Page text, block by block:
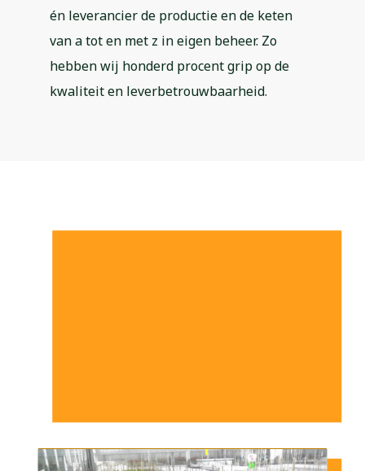
én leverancier de productie en de keten
van a tot en met z in eigen beheer. Zo
hebben wij honderd procent grip op de
kwaliteit en leverbetrouwbaarheid.